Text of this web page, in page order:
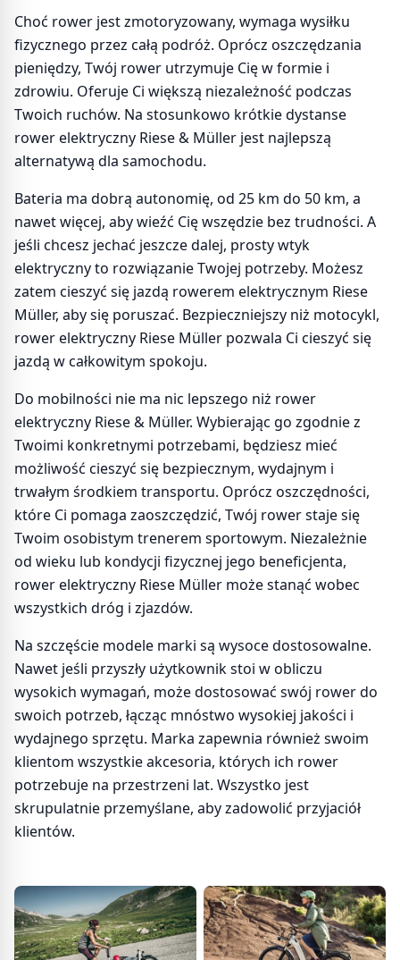
Choć rower jest zmotoryzowany, wymaga wysiłku
fizycznego przez całą podróż. Oprócz oszczędzania
pieniędzy, Twój rower utrzymuje Cię w formie i
zdrowiu. Oferuje Ci większą niezależność podczas
Twoich ruchów. Na stosunkowo krótkie dystanse
rower elektryczny Riese & Müller jest najlepszą
alternatywą dla samochodu.
Bateria ma dobrą autonomię, od 25 km do 50 km, a
nawet więcej, aby wieźć Cię wszędzie bez trudności. A
jeśli chcesz jechać jeszcze dalej, prosty wtyk
elektryczny to rozwiązanie Twojej potrzeby. Możesz
zatem cieszyć się jazdą rowerem elektrycznym Riese
Müller, aby się poruszać. Bezpieczniejszy niż motocykl,
rower elektryczny Riese Müller pozwala Ci cieszyć się
jazdą w całkowitym spokoju.
Do mobilności nie ma nic lepszego niż rower
elektryczny Riese & Müller. Wybierając go zgodnie z
Twoimi konkretnymi potrzebami, będziesz mieć
możliwość cieszyć się bezpiecznym, wydajnym i
trwałym środkiem transportu. Oprócz oszczędności,
które Ci pomaga zaoszczędzić, Twój rower staje się
Twoim osobistym trenerem sportowym. Niezależnie
od wieku lub kondycji fizycznej jego beneficjenta,
rower elektryczny Riese Müller może stanąć wobec
wszystkich dróg i zjazdów.
Na szczęście modele marki są wysoce dostosowalne.
Nawet jeśli przyszły użytkownik stoi w obliczu
wysokich wymagań, może dostosować swój rower do
swoich potrzeb, łącząc mnóstwo wysokiej jakości i
wydajnego sprzętu. Marka zapewnia również swoim
klientom wszystkie akcesoria, których ich rower
potrzebuje na przestrzeni lat. Wszystko jest
skrupulatnie przemyślane, aby zadowolić przyjaciół
klientów.